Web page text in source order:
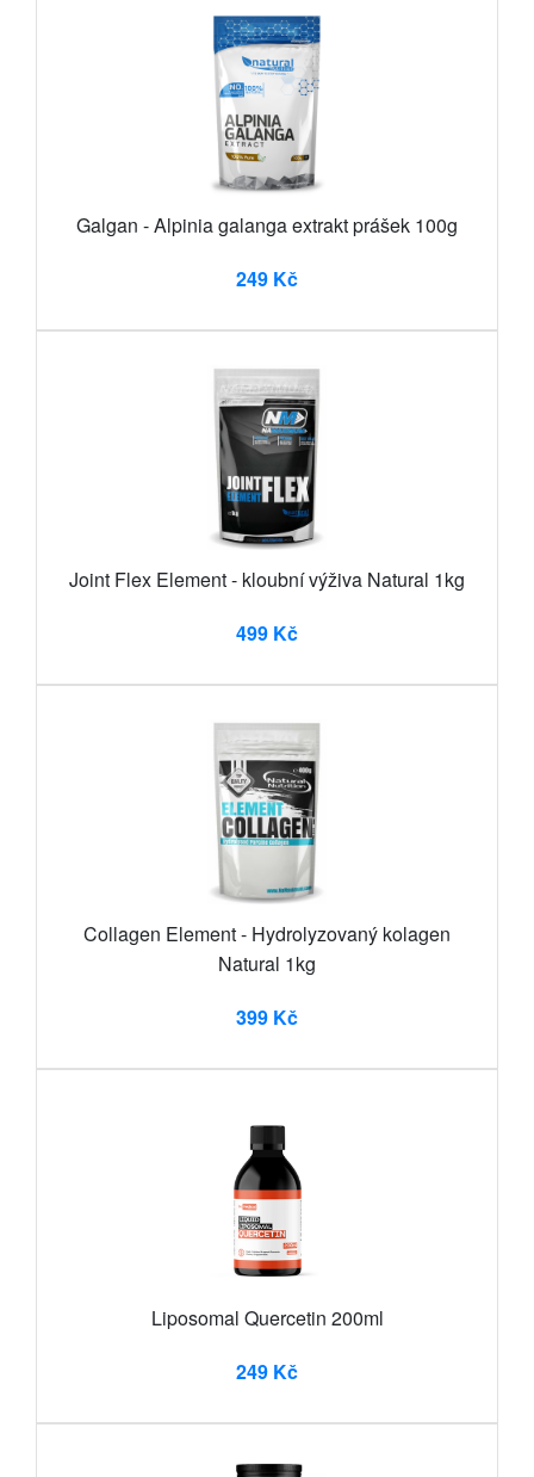
Galgan - Alpinia galanga extrakt prášek 100g
249 Kč
Joint Flex Element - kloubní výživa Natural 1kg
499 Kč
Collagen Element - Hydrolyzovaný kolagen
Natural 1kg
399 Kč
Liposomal Quercetin 200ml
249 Kč